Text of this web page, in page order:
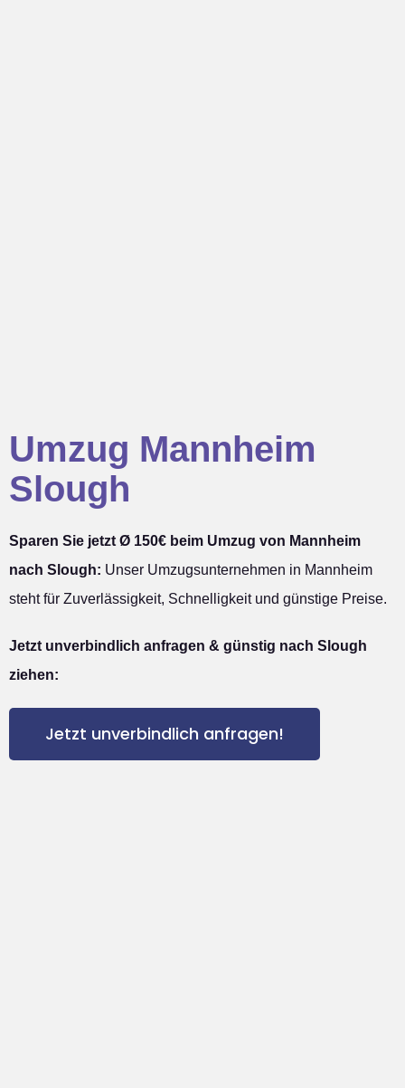
Umzug Mannheim
Slough
Sparen Sie jetzt Ø 150€ beim Umzug von Mannheim
nach Slough: Unser Umzugsunternehmen in Mannheim
steht für Zuverlässigkeit, Schnelligkeit und günstige Preise.
Jetzt unverbindlich anfragen & günstig nach Slough
ziehen:
Jetzt unverbindlich anfragen!